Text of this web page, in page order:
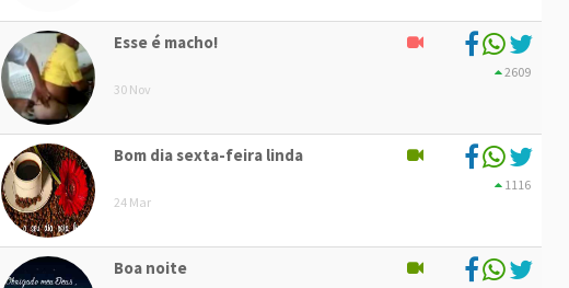
Esse é macho!
30 Nov
2609
Bom dia sexta-feira linda
24 Mar
1116
Boa noite